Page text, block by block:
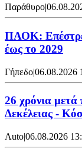
Παράθυρο|
ΠΑΟΚ:
έως το 2029
Γήπεδο|06.08.2026
26 χρόνια
Δεκέλειας -
Auto|06.08.2026